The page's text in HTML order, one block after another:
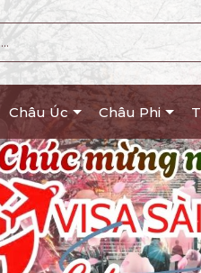
Châu Úc Châu Phi